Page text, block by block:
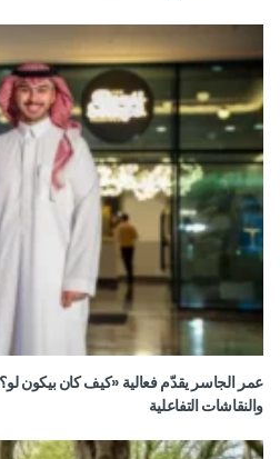
عمر الجاسر يقدّم فعالية «كيف كان بيكون
والنقاشات التفاعلية